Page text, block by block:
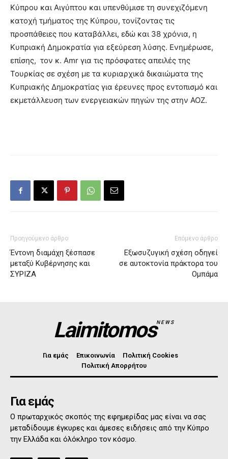
Κύπρου και Αιγύπτου και υπενθύμισε τη συνεχιζόμενη
κατοχή τμήματος της Κύπρου, τονίζοντας τις
προσπάθειες που καταβάλλει, εδώ και 38 χρόνια, η
Κυπριακή Δημοκρατία για εξεύρεση λύσης. Ενημέρωσε,
επίσης, τον κ. Amr για τις πρόσφατες απειλές της
Τουρκίας σε σχέση με τα κυριαρχικά δικαιώματα της
Κυπριακής Δημοκρατίας για έρευνες προς εντοπισμό και
εκμετάλλευση των ενεργειακών πηγών της στην ΑΟΖ.
Προηγούμενο άρθρο
Έντονη διαμάχη ξέσπασε
μεταξύ Κυβέρνησης και
ΣΥΡΙΖΑ
Επόμενο άρθρο
Εξωσυζυγική σχέση οδηγεί
σε αυτοκτονία πράκτορα του
Ομπάμα
LaimitomosNEWS
Για εμάς Επικοινωνία
Πολιτική Cookies
Πολιτική Απορρήτου
Για εμάς
Ο πρωταρχικός σκοπός της εφημερίδας μας είναι να σας
μεταδίδουμε έγκυρες και άμεσες ειδήσεις από την Κύπρο
την Ελλάδα και όλόκληρο τον κόσμο.